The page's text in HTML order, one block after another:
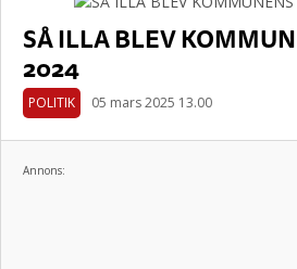
SÅ ILLA BLEV
2024
POLITIK 05 mars 2025 13.00
Annons: